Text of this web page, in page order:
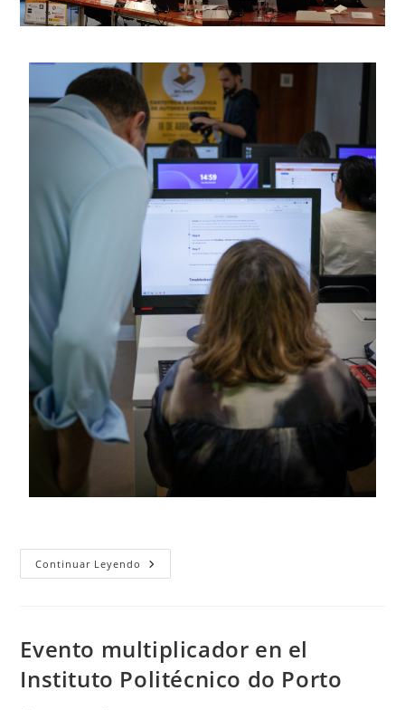
Continuar Leyendo Evento
Multiplicador
Evento multiplicador en el
Instituto Politécnico do Porto